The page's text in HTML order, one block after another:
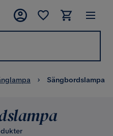
Sängbordslampa